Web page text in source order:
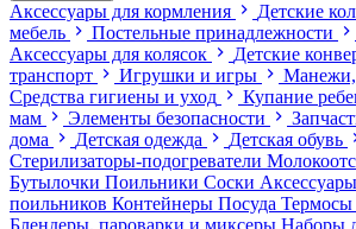
Аксессуары для кормления Детские
мебель
Постельные принадлежности
Аксессуары для колясок
Детские
транспорт
Игрушки и игры
Манежи,
Средства гигиены и уход
Купание
мам
Элементы безопасности
дома
Детская одежда
Детская обувь
Стерилизаторы-подогреватели
Бутылочки Поильники Соски
поильников Контейнеры Посуда Термосы
Блендеры, пароварки и миксеры Наборы